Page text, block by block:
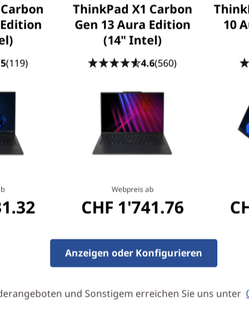
Grad-Scharnier wechselt das Convertible-
(119)
ThinkPad X1 Carbon
Gen 13 Aura Edition
(14" Intel)
4.6(560)
Webpreis ab
CHF 1'741.76
10
Anzeigen oder Konfigurieren
und Sonstigem erreichen Sie uns unter